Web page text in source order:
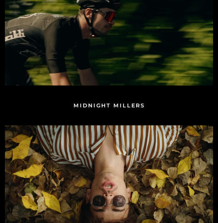
MIDNIGHT MILLERS